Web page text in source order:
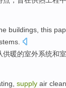
buildings this
供暖的室外系统和
supply air